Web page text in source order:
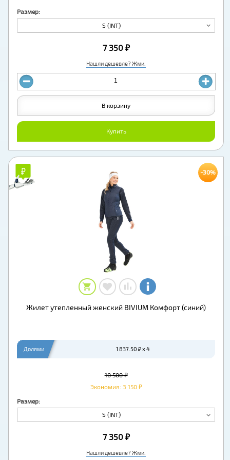
Размер:
S (INT)
Нашли дешевле? Жми.
7 350 ₽
Купить
В корзину
₽
₽
Жилет утепленный женский BIVIUM Комфорт (синий)
Долями 1 837.50 ₽ x 4
Размер:
S (INT)
10 500 ₽
Экономия: 3 150 ₽
Нашли дешевле? Жми.
7 350 ₽
-30%